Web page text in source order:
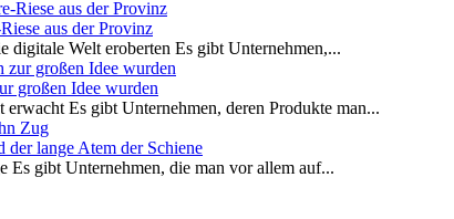
aus der Provinz
digitale Welt eroberten Es gibt Unternehmen,...
großen Idee wurden
Es gibt Unternehmen, deren Produkte man...
lange Atem der Schiene
Es gibt Unternehmen, die man vor allem auf...